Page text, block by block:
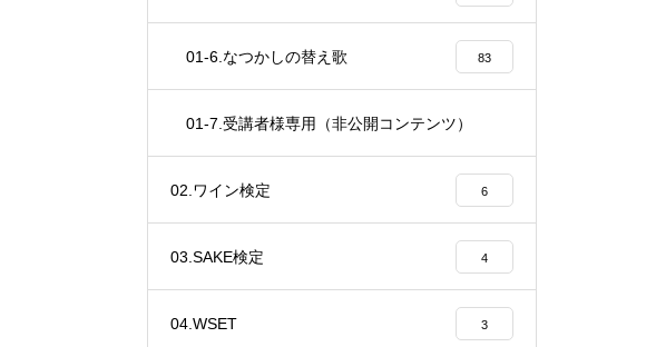
01-6.なつかしの替え歌 83
01-7.受講者様専用（非公開コンテンツ）
02.ワイン検定 6
03.SAKE検定 4
04.WSET 3